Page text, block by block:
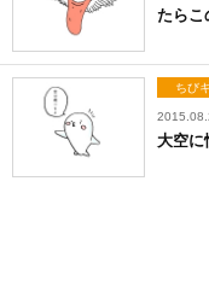
たらこ
ちび
大空に